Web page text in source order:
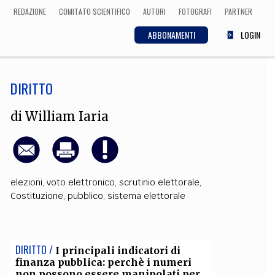
REDAZIONE COMITATO SCIENTIFICO AUTORI FOTOGRAFI PARTNER
ABBONAMENTI LOGIN
ECONOMIA
CULTURA
Musica,
DIRITTO
di William Iaria
elezioni, voto elettronico, scrutinio elettorale,
Costituzione, pubblico, sistema elettorale
DIRITTO / I principali indicatori di
finanza pubblica: perchè i numeri